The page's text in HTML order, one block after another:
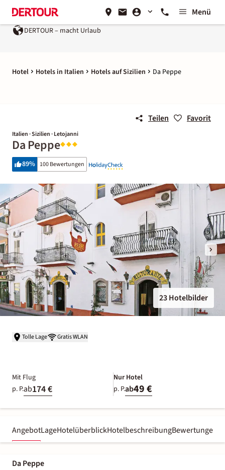
Menü
DERTOUR – macht Urlaub
Hotel Hotels in Italien Hotels auf Sizilien Da Peppe
Teilen Favorit
Italien · Sizilien · Letojanni
Da Peppe
89% 100 Bewertungen
23 Hotelbilder
Tolle Lage Gratis WLAN
Mit Flug
p. P.ab174 €
Nur Hotel
p. P.ab49 €
AngebotLageHotelüberblickHotelbeschreibungBewertungen
Da Peppe